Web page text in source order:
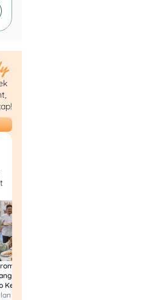
Bukber Hotel
2026: Start 75rb,
Kenyang!
yang lalu